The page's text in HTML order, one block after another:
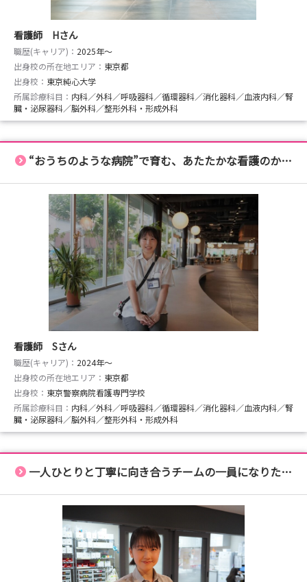
看護師 Hさん
職歴(キャリア)： 2025年〜
出身校の所在地エリア： 東京都
出身校： 東京純心大学
所属診療科目： 内科／外科／呼吸器科／循環器科／消化器科／血液内科／腎
臓・泌尿器科／脳外科／整形外科・形成外科
“おうちのような病院”で育む、あたたかな看護のかたち
看護師 Sさん
職歴(キャリア)： 2024年〜
出身校の所在地エリア： 東京都
出身校： 東京警察病院看護専門学校
所属診療科目： 内科／外科／呼吸器科／循環器科／消化器科／血液内科／腎
臓・泌尿器科／脳外科／整形外科・形成外科
一人ひとりと丁寧に向き合うチームの一員になりたくて